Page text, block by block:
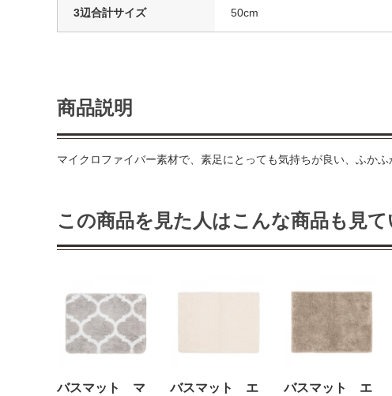
3辺合計サイズ 50cm
商品説明
マイクロファイバー素材で、素足にとっても気持ちが良い、ふか
この商品を見た人はこんな商品も見
バスマット マ
バスマット エ
バスマット エ